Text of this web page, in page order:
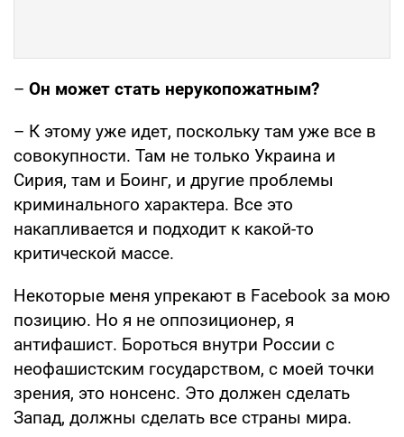
– Он может стать нерукопожатным?
– К этому уже идет, поскольку там уже все в
совокупности. Там не только Украина и
Сирия, там и Боинг, и другие проблемы
криминального характера. Все это
накапливается и подходит к какой-то
критической массе.
Некоторые меня упрекают в Facebook за мою
позицию. Но я не оппозиционер, я
антифашист. Бороться внутри России с
неофашистским государством, с моей точки
зрения, это нонсенс. Это должен сделать
Запад, должны сделать все страны мира.